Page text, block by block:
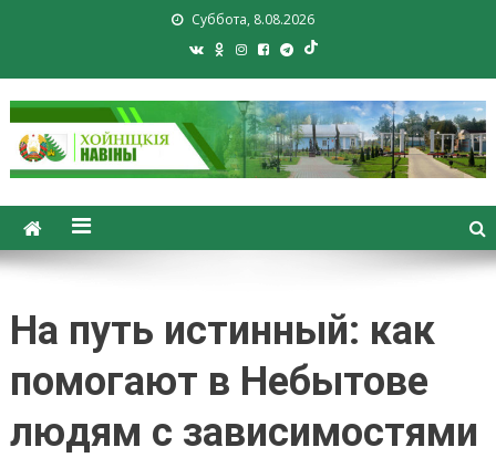
Суббота, 8.08.2026
Хойники. Хойнiцкiя навiны.
Новости Хойник. Районная
На путь истинный: как
помогают в Небытове
людям с зависимостями